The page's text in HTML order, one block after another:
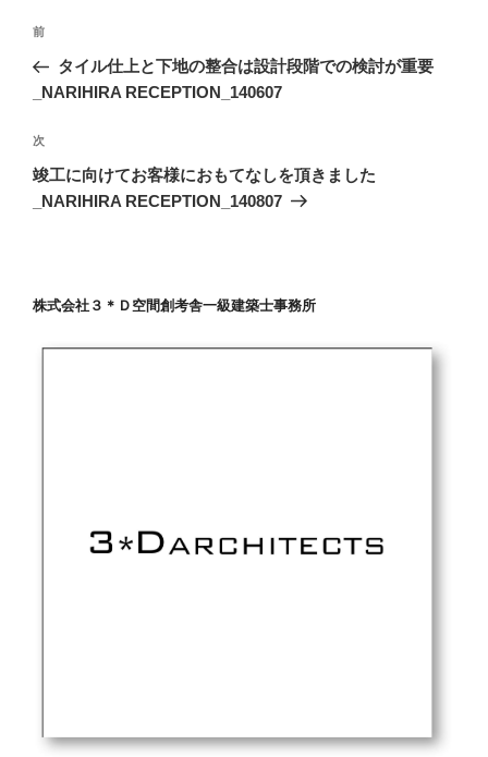
投
ナ
ゲ
ー
シ
前
の
投
前
タイル仕上と下地の整合は設計段階での検討が重要
_NARIHIRA RECEPTION_140607
次
の
投
次
竣工に向けてお客様におもてなしを頂きました
_NARIHIRA RECEPTION_140807
株式会社３＊Ｄ空間創考舎一級建築士事務所